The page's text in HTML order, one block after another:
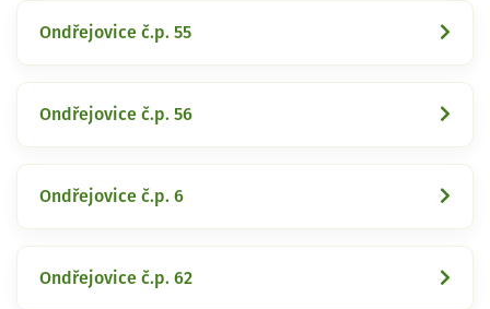
Ondřejovice č.p. 55
Ondřejovice č.p. 56
Ondřejovice č.p. 6
Ondřejovice č.p. 62